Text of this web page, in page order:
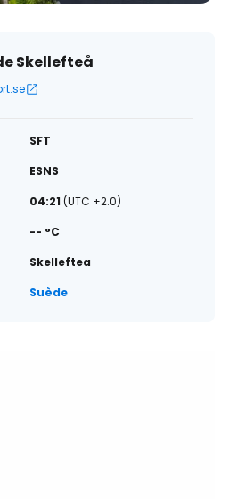
Skellefteå
SFT
ESNS
04:21 (UTC +2.0)
-- °C
Skelleftea
Suède